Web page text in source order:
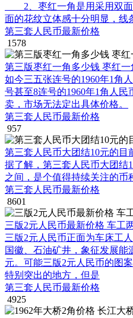
2、枣红一角是用采用双面
面的花纹立体感十分明显，线
第三套人民币最新价格
1578
第三版枣红一角多少钱 枣红一
如今三五张连号的1960年1角
号甚至8连号的1960年1角人
卖，市场无法定出具体价格。
第三套人民币最新价格
957
第三套人民币大团结10元的目
据了解，第三套人民币大团结
之间，是个值得持续关注的币
第三套人民币最新价格
8601
三版2元人民币最新价格 车工
三版2元人民币正面为车床工
国徽、石油矿井，象征发展能
元。可能三版2元人民币的图
特别突出的地方，但是
第三套人民币最新价格
4925